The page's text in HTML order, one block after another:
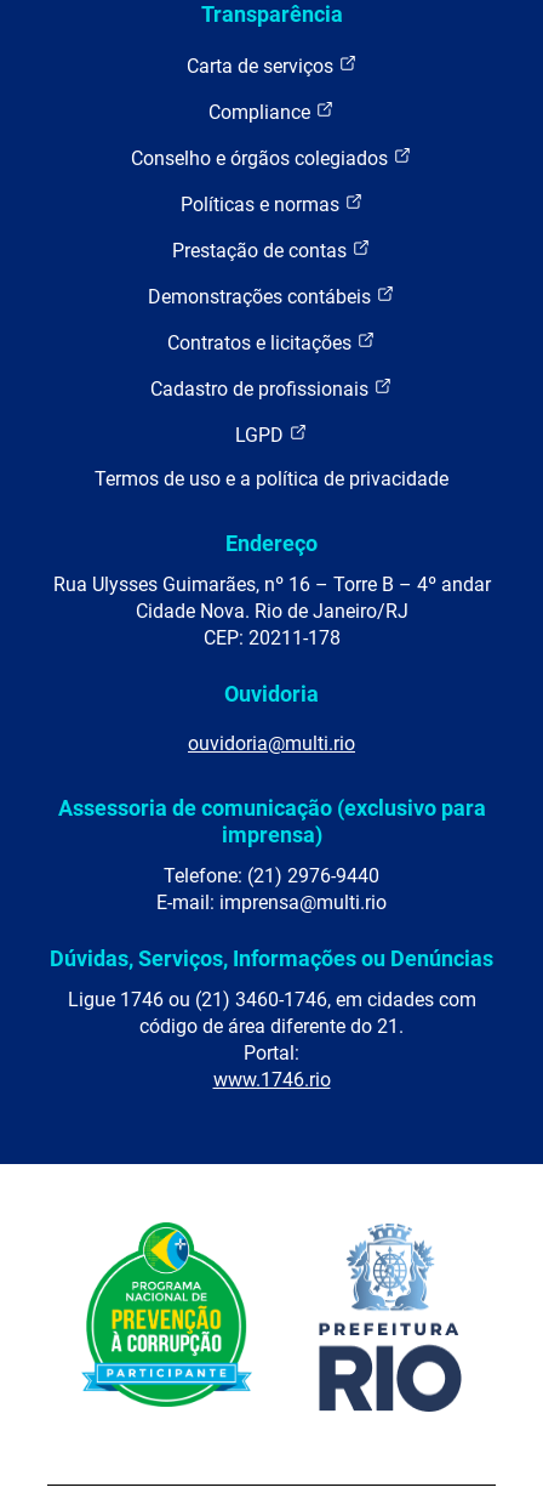
Transparência
Carta de serviços
Compliance
Conselho e órgãos colegiados
Políticas e normas
Prestação de contas
Demonstrações contábeis
Contratos e licitações
Cadastro de profissionais
LGPD
Termos de uso e a política de privacidade
Endereço
Rua Ulysses Guimarães, nº 16 – Torre B – 4º andar
Cidade Nova. Rio de Janeiro/RJ
CEP: 20211-178
Ouvidoria
ouvidoria@multi.rio
Assessoria de comunicação (exclusivo para
imprensa)
Telefone: (21) 2976-9440
E-mail: imprensa@multi.rio
Dúvidas, Serviços, Informações ou Denúncias
Ligue 1746 ou (21) 3460-1746, em cidades com
código de área diferente do 21.
Portal:
www.1746.rio